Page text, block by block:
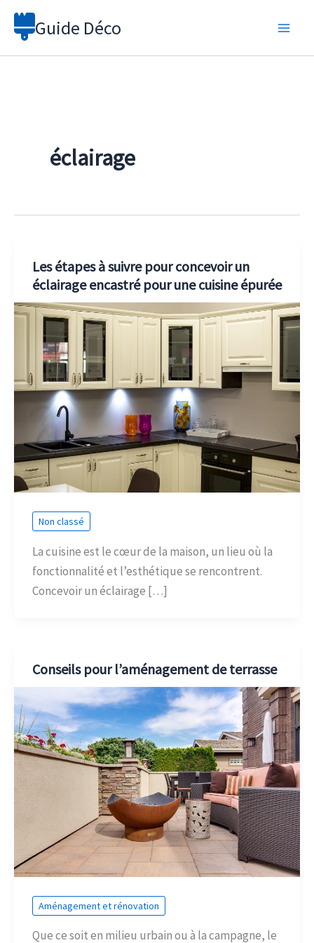
Aller
Guide Déco
éclairage
Les étapes à suivre pour concevoir un
éclairage encastré pour une cuisine épurée
Non classé
La cuisine est le cœur de la maison, un lieu où la
fonctionnalité et l’esthétique se rencontrent.
Concevoir un éclairage […]
Conseils pour l’aménagement de terrasse
Aménagement et rénovation
Que ce soit en milieu urbain ou à la campagne, le